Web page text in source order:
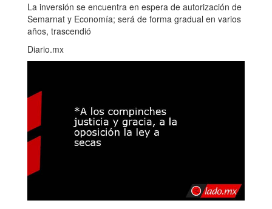
La inversión se encuentra en espera de autorización de
Semarnat y Economía; será de forma gradual en varios
años, trascendió
Diario.mx